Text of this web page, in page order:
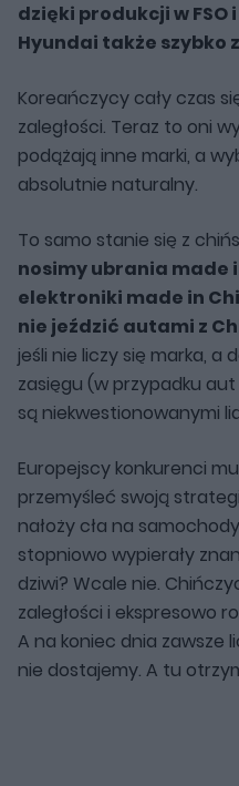
dzięki produkcji w FSO
Hyundai także szybko
Koreańczycy cały czas
zaległości. Teraz to oni
podążają inne marki, a
absolutnie naturalny.
To samo stanie się z
nosimy ubrania made
elektroniki made in
nie jeździć autami z
jeśli nie liczy się marka, a
zasięgu (w przypadku
są niekwestionowanymi
Europejscy konkurenci
przemyśleć swoją
nałoży cła na
stopniowo wypierały
dziwi? Wcale nie.
zaległości i ekspresowo
A na koniec dnia zawsze
nie dostajemy. A tu